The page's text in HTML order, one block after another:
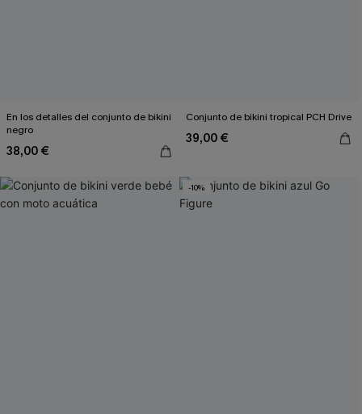
En los detalles del conjunto de bikini
negro
38,00 €
Conjunto de bikini tropical PCH Drive
39,00 €
-10%